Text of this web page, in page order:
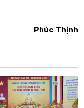
Phúc Thịnh